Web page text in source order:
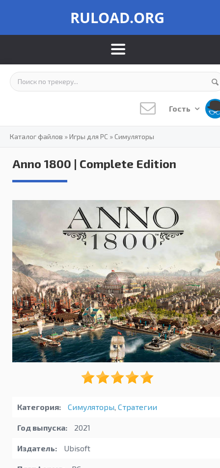
RULOAD.ORG
Гость
Каталог файлов »Игры для PC »Симуляторы
Anno 1800 | Complete Edition
Категория: Симуляторы, Стратегии
Год выпуска: 2021
Издатель: Ubisoft